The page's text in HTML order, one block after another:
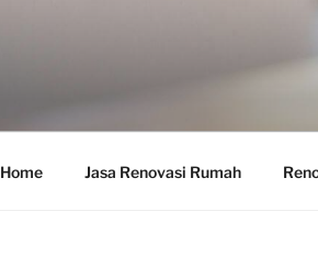
Home Jasa Renovasi Rumah